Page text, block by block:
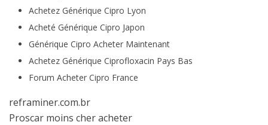
Achetez Générique Cipro Lyon
Acheté Générique Cipro Japon
Générique Cipro Acheter Maintenant
Achetez Générique Ciprofloxacin Pays Bas
Forum Acheter Cipro France
reframiner.com.br
Proscar moins cher acheter